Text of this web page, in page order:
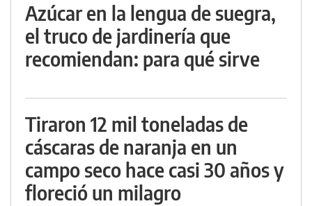
Azúcar en la lengua de suegra,
el truco de jardinería que
recomiendan: para qué sirve
Tiraron 12 mil toneladas de
cáscaras de naranja en un
campo seco hace casi 30 años y
floreció un milagro